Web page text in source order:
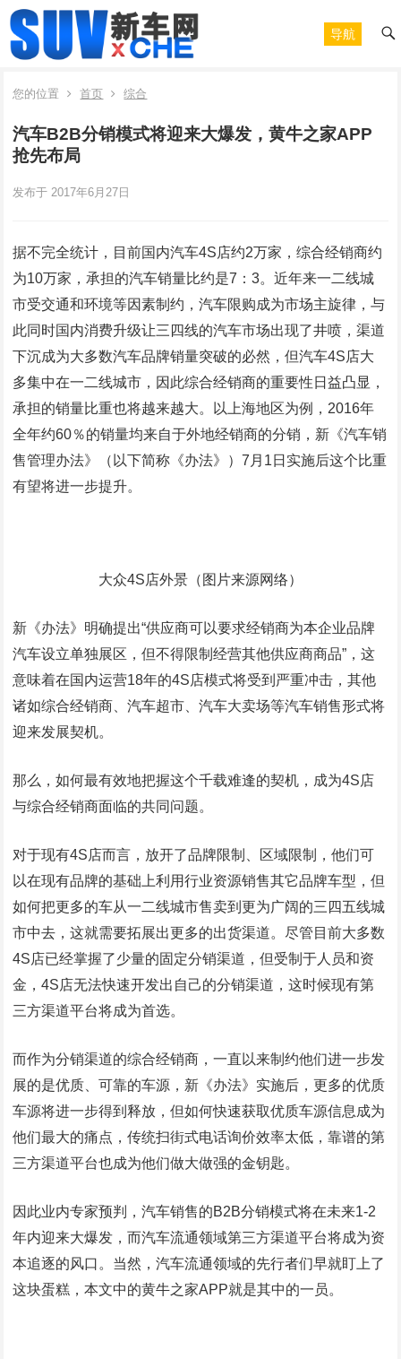
导航
您的位置 首页 综合
汽车B2B分销模式将迎来大爆发，黄牛之家APP
抢先布局
发布于 2017年6月27日
据不完全统计，目前国内汽车4S店约2万家，综合经销商约
为10万家，承担的汽车销量比约是7：3。近年来一二线城
市受交通和环境等因素制约，汽车限购成为市场主旋律，与
此同时国内消费升级让三四线的汽车市场出现了井喷，渠道
下沉成为大多数汽车品牌销量突破的必然，但汽车4S店大
多集中在一二线城市，因此综合经销商的重要性日益凸显，
承担的销量比重也将越来越大。以上海地区为例，2016年
全年约60％的销量均来自于外地经销商的分销，新《汽车销
售管理办法》（以下简称《办法》）7月1日实施后这个比重
有望将进一步提升。
大众4S店外景（图片来源网络）
新《办法》明确提出“供应商可以要求经销商为本企业品牌
汽车设立单独展区，但不得限制经营其他供应商商品”，这
意味着在国内运营18年的4S店模式将受到严重冲击，其他
诸如综合经销商、汽车超市、汽车大卖场等汽车销售形式将
迎来发展契机。
那么，如何最有效地把握这个千载难逢的契机，成为4S店
与综合经销商面临的共同问题。
对于现有4S店而言，放开了品牌限制、区域限制，他们可
以在现有品牌的基础上利用行业资源销售其它品牌车型，但
如何把更多的车从一二线城市售卖到更为广阔的三四五线城
市中去，这就需要拓展出更多的出货渠道。尽管目前大多数
4S店已经掌握了少量的固定分销渠道，但受制于人员和资
金，4S店无法快速开发出自己的分销渠道，这时候现有第
三方渠道平台将成为首选。
而作为分销渠道的综合经销商，一直以来制约他们进一步发
展的是优质、可靠的车源，新《办法》实施后，更多的优质
车源将进一步得到释放，但如何快速获取优质车源信息成为
他们最大的痛点，传统扫街式电话询价效率太低，靠谱的第
三方渠道平台也成为他们做大做强的金钥匙。
因此业内专家预判，汽车销售的B2B分销模式将在未来1-2
年内迎来大爆发，而汽车流通领域第三方渠道平台将成为资
本追逐的风口。当然，汽车流通领域的先行者们早就盯上了
这块蛋糕，本文中的黄牛之家APP就是其中的一员。